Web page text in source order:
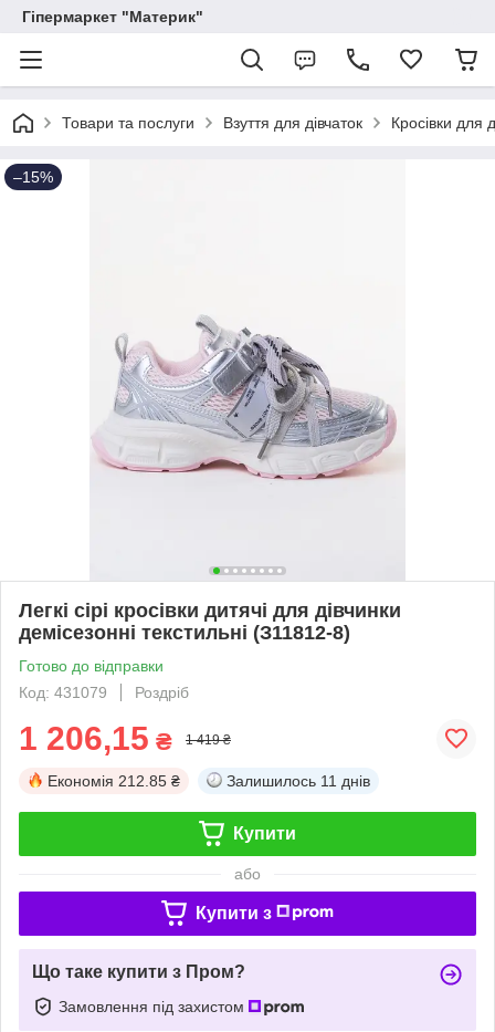
Гіпермаркет "Материк"
Товари та послуги Взуття для дівчаток Кросівки для
–15%
Легкі сірі кросівки дитячі для дівчинки
демісезонні текстильні (З11812-8)
Готово до відправки
Код: 431079
Роздріб
1 206,15 ₴ 1 419 ₴
Економія 212.85 ₴ Залишилось 11 днів
Купити
або
Купити з
Що таке купити з Пром?
Замовлення під захистом